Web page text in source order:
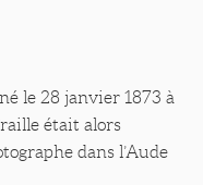
le 28 janvier 1873 à
était alors
dans l’Aude